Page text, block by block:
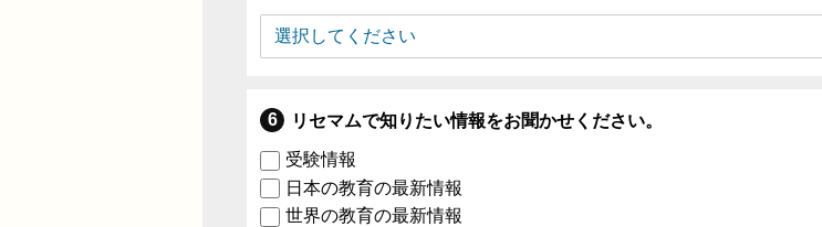
リセマムで知りたい情報をお聞かせください。
受験情報
日本の教育の最新情報
世界の教育の最新情報